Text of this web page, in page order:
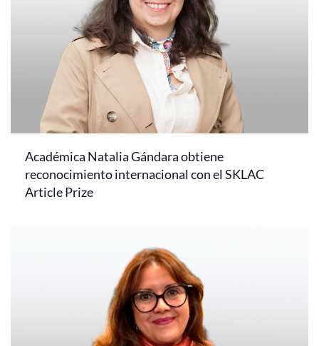
Académica Natalia Gándara obtiene
reconocimiento internacional con el SKLAC
Article Prize